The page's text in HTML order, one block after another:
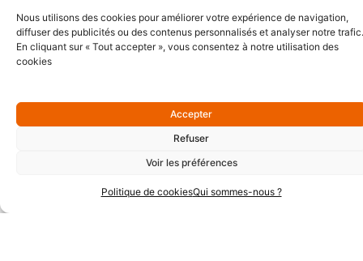
Nous utilisons des cookies pour améliorer votre expérience de navigation,
diffuser des publicités ou des contenus personnalisés et analyser notre trafic.
En cliquant sur « Tout accepter », vous consentez à notre utilisation des
cookies
Accepter
Refuser
Voir les préférences
Politique de cookiesQui sommes-nous ?
Les nouveaux métiers de RESO Bientôt un grand Hackathon pour l’emploi